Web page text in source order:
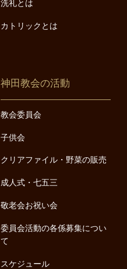
洗礼とは
カトリックとは
神田教会の活動
教会委員会
子供会
クリアファイル・野菜の販売
成人式・七五三
敬老会お祝い会
委員会活動の各係募集につい
て
スケジュール